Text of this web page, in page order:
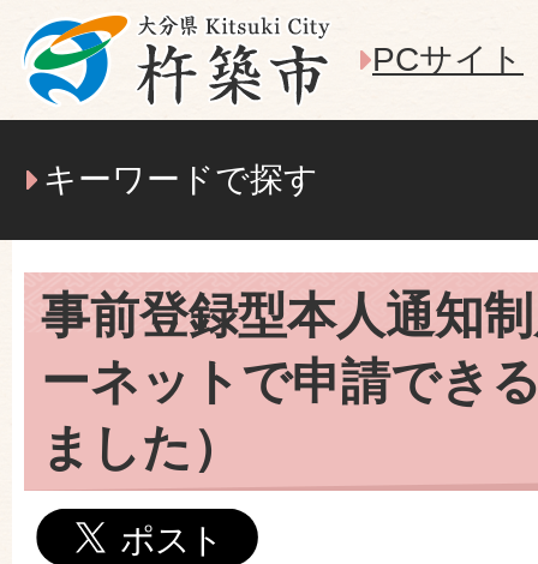
PCサイト
キーワードで探す
事前登録型本人通知
ーネットで申請でき
ました）